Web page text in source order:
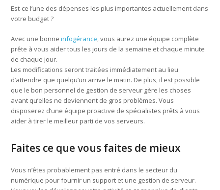
Est-ce l’une des dépenses les plus importantes actuellement dans
votre budget ?
Avec une bonneinfogérance, vous aurez une équipe complète
prête à vous aider tous les jours de la semaine et chaque minute
de chaque jour.
Les modifications seront traitées immédiatement au lieu
d’attendre que quelqu’un arrive le matin. De plus, il est possible
que le bon personnel de gestion de serveur gère les choses
avant qu’elles ne deviennent de gros problèmes. Vous
disposerez d’une équipe proactive de spécialistes prêts à vous
aider à tirer le meilleur parti de vos serveurs.
Faites ce que vous faites de mieux
Vous n’êtes probablement pas entré dans le secteur du
numérique pour fournir un support et une gestion de serveur.